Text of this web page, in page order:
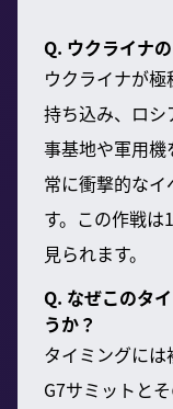
Q. ウクライナ
ウクライナが
持ち込み、ロ
事基地や軍用機
常に衝撃的な
す。この作戦は
見られます。
Q. なぜこのタ
うか？
タイミングには
G7サミットと